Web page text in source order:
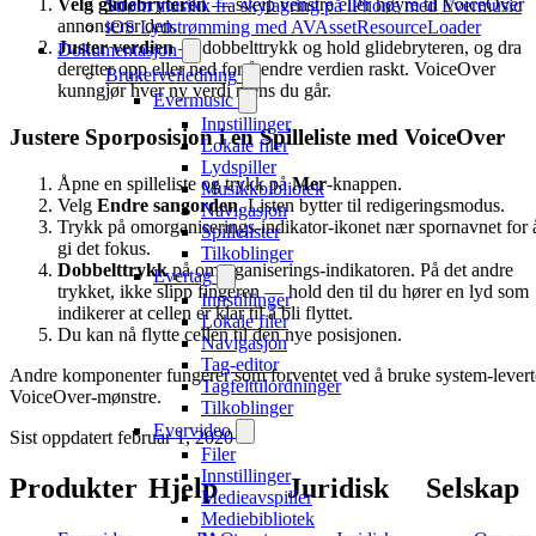
Strøm musikk fra skylagring på iPhone med Evermusic
iOS Lydstrømming med AVAssetResourceLoader
Dokumentasjon
Brukerveiledning
Evermusic
Innstillinger
Lokale filer
Lydspiller
Musikkbibliotek
Navigasjon
Spillelister
Tilkoblinger
Evertag
Innstillinger
Lokale filer
Navigasjon
Tag-editor
Tagfelttilordninger
Tilkoblinger
Evervideo
Filer
Innstillinger
Medieavspiller
Mediebibliotek
Velg glidebryteren— sveip venstre eller høyre til VoiceOver
annonserer den.
Juster verdien— dobbelttrykk og hold glidebryteren, og dra
deretter opp eller ned for å endre verdien raskt. VoiceOver
kunngjør hver ny verdi mens du går.
Justere Sporposisjon i en Spilleliste med VoiceOver
Åpne en spilleliste og trykk påMer-knappen.
Velg Endre sangorden. Listen bytter til redigeringsmodus.
Trykk på omorganiserings-indikator-ikonet nær spornavnet for
gi det fokus.
Dobbelttrykkpå omorganiserings-indikatoren. På det andre
trykket, ikke slipp fingeren — hold den til du hører en lyd som
indikerer at cellen er klar til å bli flyttet.
Du kan nå flytte cellen til den nye posisjonen.
Andre komponenter fungerer som forventet ved å bruke system-
VoiceOver-mønstre.
Sist oppdatert februar 1, 2020
Produkter Hjelp Juridisk Selskap